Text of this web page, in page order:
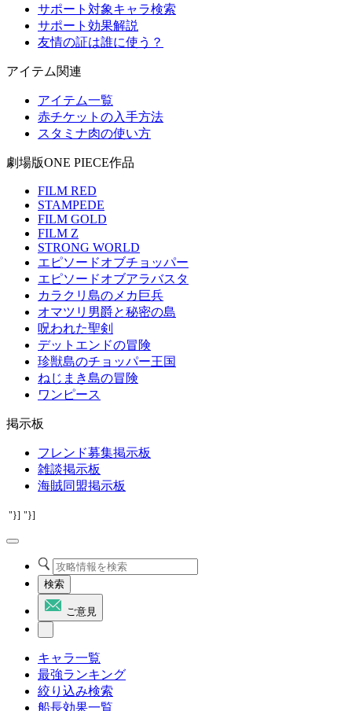
サポート対象キャラ検索
サポート効果解説
友情の証は誰に使う？
アイテム関連
アイテム一覧
赤チケットの入手方法
スタミナ肉の使い方
劇場版ONE PIECE作品
FILM RED
STAMPEDE
FILM GOLD
FILM Z
STRONG WORLD
エピソードオブチョッパー
エピソードオブアラバスタ
カラクリ島のメカ巨兵
オマツリ男爵と秘密の島
呪われた聖剣
デットエンドの冒険
珍獣島のチョッパー王国
ねじまき島の冒険
ワンピース
掲示板
フレンド募集掲示板
雑談掲示板
海賊同盟掲示板
"}] "}]
検索
ご意見
キャラ一覧
最強ランキング
絞り込み検索
船長効果一覧